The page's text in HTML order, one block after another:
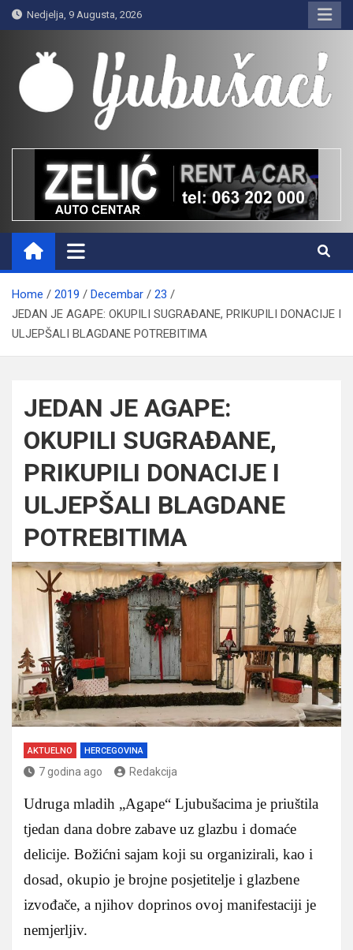
Skip
to
content
Nedjelja, 9 Augusta, 2026
Ljubušaci
Svom voljenom gradu
Home 2019 Decembar
23
JEDAN JE AGAPE: OKUPILI SUGRAĐANE, PRIKUPILI DONACIJE I
ULJEPŠALI BLAGDANE POTREBITIMA
JEDAN JE AGAPE:
OKUPILI SUGRAĐANE,
PRIKUPILI DONACIJE I
ULJEPŠALI BLAGDANE
POTREBITIMA
AKTUELNO HERCEGOVINA
7 godina ago Redakcija
Udruga mladih „Agape“ Ljubušacima je priuštila
tjedan dana dobre zabave uz glazbu i domaće
delicije. Božićni sajam koji su organizirali, kao i
dosad, okupio je brojne posjetitelje i glazbene
izvođače, a njihov doprinos ovoj manifestaciji je
nemjerljiv.